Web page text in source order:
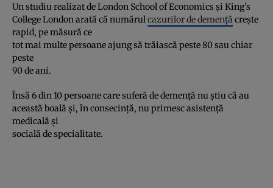
Un studiu realizat de London School of Economics şi King’s
College London arată că numărulcazurilor de demenţă creşte
rapid, pe măsură ce
tot mai multe persoane ajung să trăiască peste 80 sau chiar
peste
90 de ani.
Însă 6 din 10 persoane care suferă de demenţă nu ştiu că au
această boală şi, în consecinţă, nu primesc asistenţă
medicală şi
socială de specialitate.